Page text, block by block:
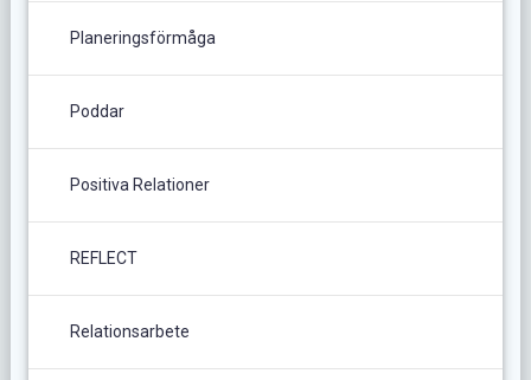
Planeringsförmåga
Poddar
Positiva Relationer
REFLECT
Relationsarbete